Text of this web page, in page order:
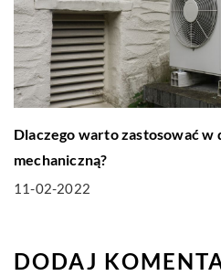
Dlaczego warto zastosować w
mechaniczną?
11-02-2022
DODAJ